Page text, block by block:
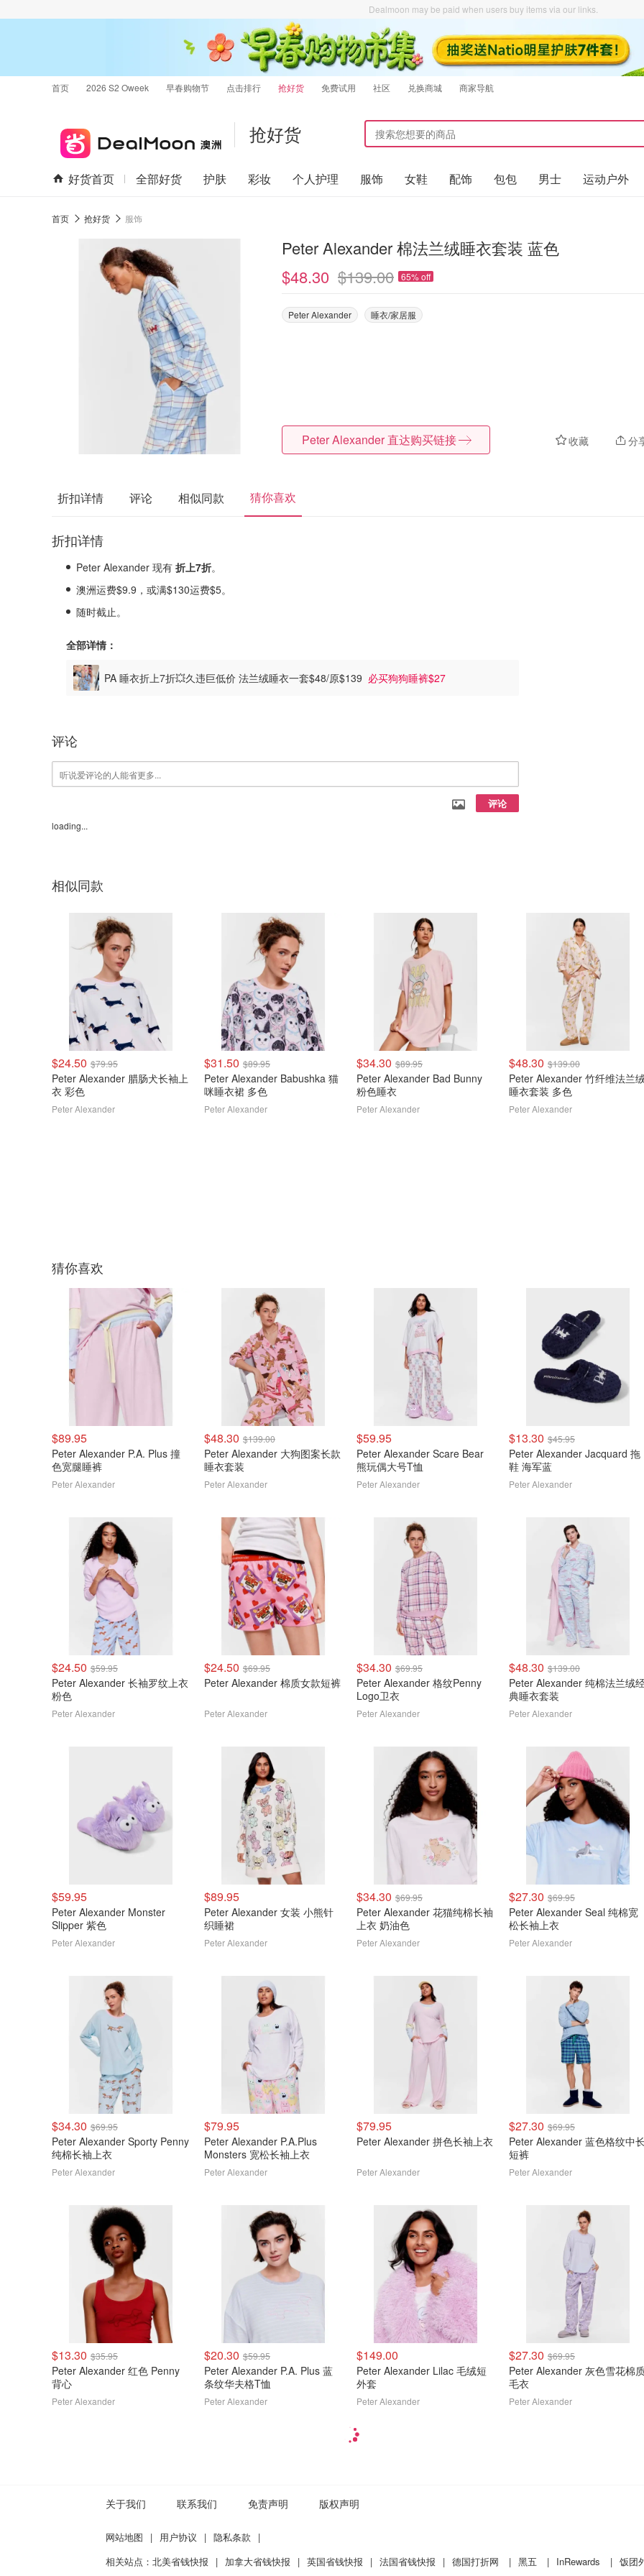
Dealmoon may be paid when users buy items via our links.
首页 2026 S2 Oweek 早春购物节 点击排行 抢好货 免费试用 社区 兑换商城 商家导航
抢好货
好货首页 全部好货 护肤 彩妆 个人护理 服饰 女鞋 配饰 包包 男士 运动户外
首页 抢好货 服饰
Peter Alexander 棉法兰绒睡衣套装 蓝色
$48.30 $139.00 65% off
Peter Alexander 睡衣/家居服
收藏 分
Peter Alexander 直达购买链接
折扣详情 评论 相似同款 猜你喜欢
折扣详情
Peter Alexander 现有 折上7折。
澳洲运费$9.9，或满$130运费$5。
随时截止。
全部详情：
PA 睡衣折上7折💥久违巨低价 法兰绒睡衣一套$48/原$139 必买狗狗睡裤$27
评论
评论
loading...
相似同款
$24.50 $79.95
Peter Alexander 腊肠犬长袖上
衣 彩色
Peter Alexander
$31.50 $89.95
Peter Alexander Babushka 猫
咪睡衣裙 多色
Peter Alexander
$34.30 $89.95
Peter Alexander Bad Bunny
粉色睡衣
Peter Alexander
$48.30 $139.00
Peter Alexander 竹纤维法兰绒
睡衣套装 多色
Peter Alexander
猜你喜欢
$89.95
Peter Alexander P.A. Plus 撞
色宽腿睡裤
Peter Alexander
$48.30 $139.00
Peter Alexander 大狗图案长款
睡衣套装
Peter Alexander
$59.95
Peter Alexander Scare Bear
熊玩偶大号T恤
Peter Alexander
$13.30 $45.95
Peter Alexander Jacquard 拖
鞋 海军蓝
Peter Alexander
$24.50 $59.95
Peter Alexander 长袖罗纹上衣
粉色
Peter Alexander
$24.50 $69.95
Peter Alexander 棉质女款短裤
Peter Alexander
$34.30 $69.95
Peter Alexander 格纹Penny
Logo卫衣
Peter Alexander
$48.30 $139.00
Peter Alexander 纯棉法兰绒
典睡衣套装
Peter Alexander
$59.95
Peter Alexander Monster
Slipper 紫色
Peter Alexander
$89.95
Peter Alexander 女装 小熊针
织睡裙
Peter Alexander
$34.30 $69.95
Peter Alexander 花猫纯棉长袖
上衣 奶油色
Peter Alexander
$27.30 $69.95
Peter Alexander Seal 纯棉宽
松长袖上衣
Peter Alexander
$34.30 $69.95
Peter Alexander Sporty Penny
纯棉长袖上衣
Peter Alexander
$79.95
Peter Alexander P.A.Plus
Monsters 宽松长袖上衣
Peter Alexander
$79.95
Peter Alexander 拼色长袖上衣
Peter Alexander
$27.30 $69.95
Peter Alexander 蓝色格纹中
短裤
Peter Alexander
$13.30 $35.95
Peter Alexander 红色 Penny
背心
Peter Alexander
$20.30 $59.95
Peter Alexander P.A. Plus 蓝
条纹华夫格T恤
Peter Alexander
$149.00
Peter Alexander Lilac 毛绒短
外套
Peter Alexander
$27.30 $69.95
Peter Alexander 灰色雪花棉
毛衣
Peter Alexander
关于我们 联系我们 免责声明 版权声明
网站地图 | 用户协议 | 隐私条款
|
相关站点： 北美省钱快报 | 加拿大省钱快报 | 英国省钱快报 | 法国省钱快报 | 德国打折网 | 黑五 | InRewards | 饭团